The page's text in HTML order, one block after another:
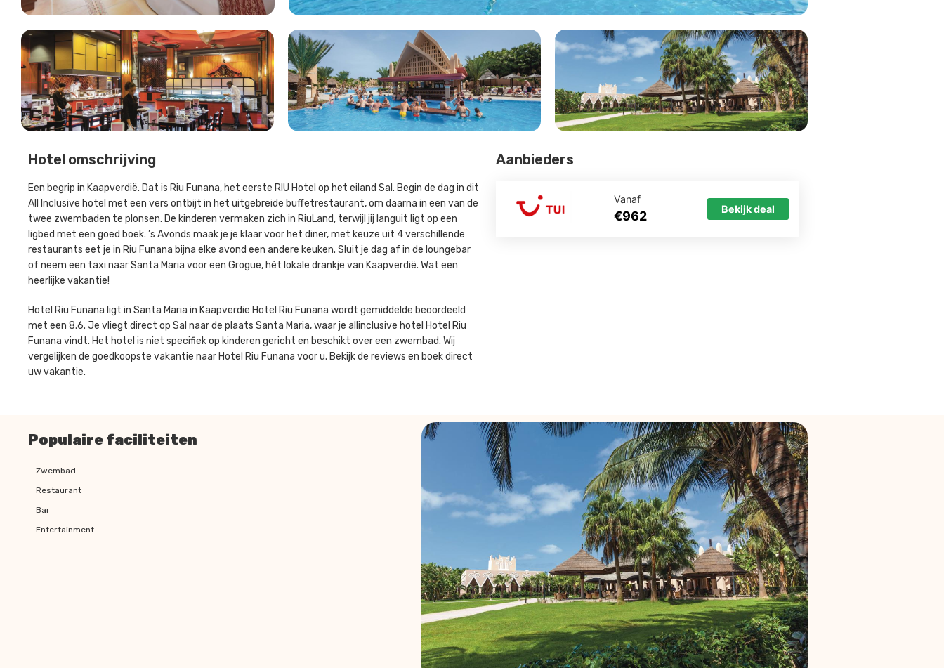
Hotel omschrijving
Een begrip in Kaapverdië. Dat is Riu Funana, het eerste RIU Hotel op het eiland Sal. Begin de dag in dit
All Inclusive hotel met een vers ontbijt in het uitgebreide buffetrestaurant, om daarna in een van de
twee zwembaden te plonsen. De kinderen vermaken zich in RiuLand, terwijl jij languit ligt op een
ligbed met een goed boek. ’s Avonds maak je je klaar voor het diner, met keuze uit 4 verschillende
restaurants eet je in Riu Funana bijna elke avond een andere keuken. Sluit je dag af in de loungebar
of neem een taxi naar Santa Maria voor een Grogue, hét lokale drankje van Kaapverdië. Wat een
heerlijke vakantie!
Hotel Riu Funana ligt in Santa Maria in Kaapverdie Hotel Riu Funana wordt gemiddelde beoordeeld
met een 8.6. Je vliegt direct op Sal naar de plaats Santa Maria, waar je allinclusive hotel Hotel Riu
Funana vindt. Het hotel is niet specifiek op kinderen gericht en beschikt over een zwembad. Wij
vergelijken de goedkoopste vakantie naar Hotel Riu Funana voor u. Bekijk de reviews en boek direct
uw vakantie.
Aanbieders
Vanaf
€962 Bekijk deal
Populaire faciliteiten
Zwembad
Restaurant
Bar
Entertainment